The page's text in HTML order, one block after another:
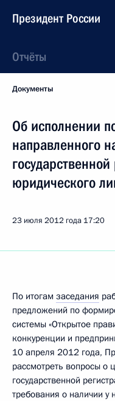
Президент России
Отчёты
Документы
Об исполнении
направленного
юридического
23 июля 2012 года 17:20
По итогам заседания
предложений по
системы «Открытое
конкуренции и
10 апреля 2012 года,
рассмотреть вопросы о
государственной
требования о наличии у